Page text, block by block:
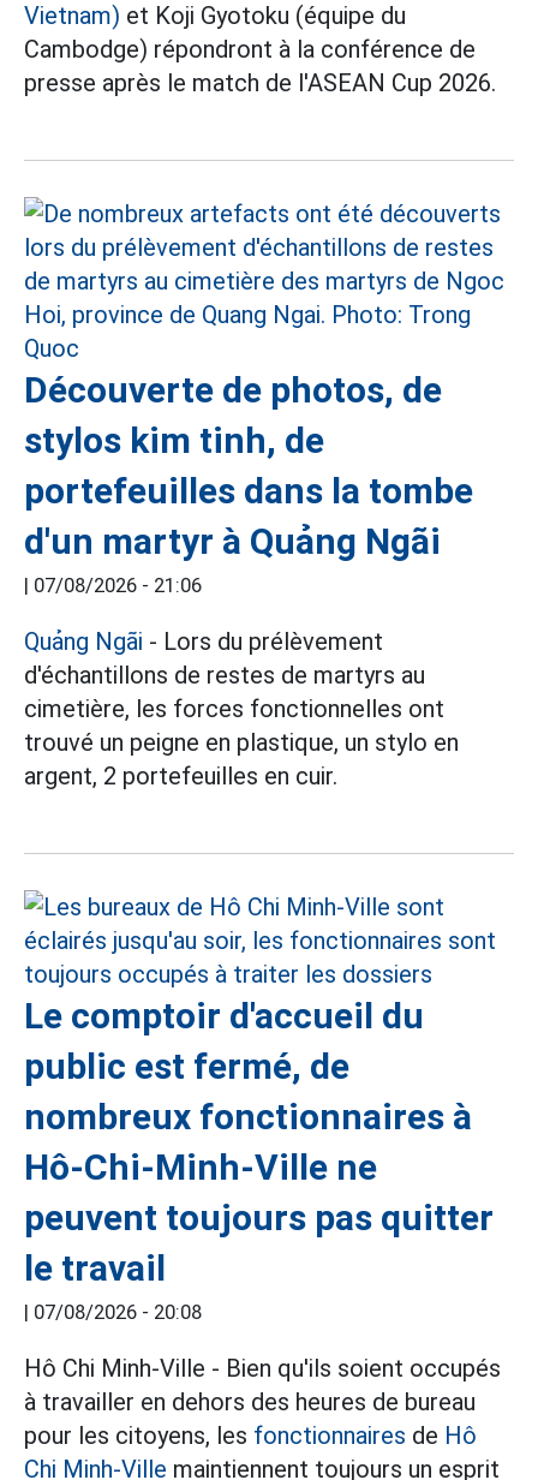
Vietnam) et Koji Gyotoku (équipe du
Cambodge) répondront à la conférence de
presse après le match de l'ASEAN Cup 2026.
Découverte de photos, de
stylos kim tinh, de
portefeuilles dans la tombe
d'un martyr à Quảng Ngãi
07/08/2026 - 21:06
Quảng Ngãi - Lors du prélèvement
d'échantillons de restes de martyrs au
cimetière, les forces fonctionnelles ont
trouvé un peigne en plastique, un stylo en
argent, 2 portefeuilles en cuir.
Le comptoir d'accueil du
public est fermé, de
nombreux fonctionnaires à
Hô-Chi-Minh-Ville ne
peuvent toujours pas quitter
le travail
07/08/2026 - 20:08
Hô Chi Minh-Ville - Bien qu'ils soient occupés
à travailler en dehors des heures de bureau
pour les citoyens, les fonctionnaires de Hô
Chi Minh-Ville maintiennent toujours un esprit